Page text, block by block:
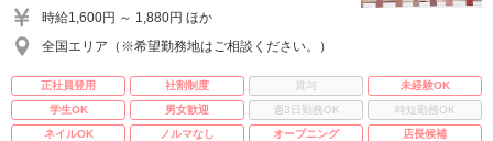
時給1,600円 ～ 1,880円 ほか
全国エリア（※希望勤務地はご相談ください。）
正社員登用 社割制度 賞与
未経験OK
学生OK
男女歓迎 週3日勤務OK
時短勤務OK
ネイルOK
ノルマなし オープニング
店長候補